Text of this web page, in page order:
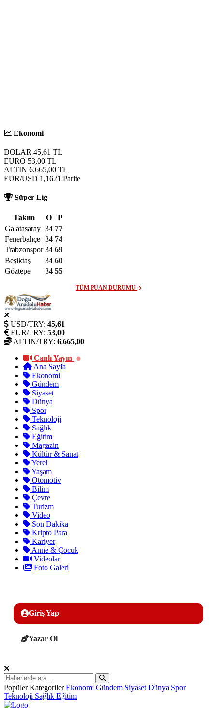
Ekonomi
DOLAR 45,61 TL
EURO 53,00 TL
ALTIN 6.665,00 TL
EUR/USD 1,1621 Parite
Süper Lig
Takım O
P
Galatasaray 34 77
Fenerbahçe 34 74
Trabzonspor 34 69
Beşiktaş
34 60
Göztepe
34 55
TÜM PUAN DURUMU
USD/TRY: 45,61
EUR/TRY: 53,00
ALTIN/TRY: 6.665,00
Canlı Yayın
Ana Sayfa
Ekonomi
Gündem
Siyaset
Dünya
Spor
Teknoloji
Sağlık
Eğitim
Magazin
Kültür & Sanat
Yerel
Yaşam
Otomotiv
Bilim
Çevre
Turizm
Video
Son Dakika
Kripto Para
Kariyer
Anne & Çocuk
Videolar
Foto Galeri
Giriş Yap
Yazar Ol
Popüler Kategoriler Ekonomi Gündem SiyasetDünya Spor
Teknoloji Sağlık Eğitim